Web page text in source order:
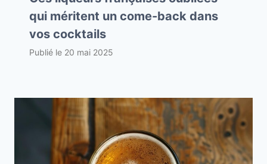
qui méritent un come-back dans
vos cocktails
Publié le 20 mai 2025